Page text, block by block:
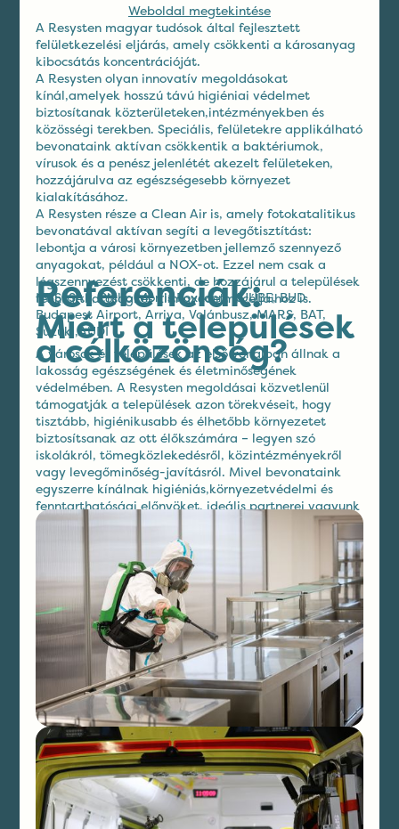
Weboldal megtekintése
A Resysten magyar tudósok által fejlesztett
felületkezelési eljárás, amely csökkenti a károsanyag
kibocsátás koncentrációját.
A Resysten olyan innovatív megoldásokat
kínál,amelyek hosszú távú higiéniai védelmet
biztosítanak közterületeken,intézményekben és
közösségi terekben. Speciális, felületekre applikálható
bevonataink aktívan csökkentik a baktériumok,
vírusok és a penész jelenlétét akezelt felületeken,
hozzájárulva az egészségesebb környezet
kialakításához.
A Resysten része a Clean Air is, amely fotokatalitikus
bevonatával aktívan segíti a levegőtisztítást:
lebontja a városi környezetben jellemző szennyező
anyagokat, például a NOX-ot. Ezzel nem csak a
légszennyezést csökkenti, de hozzájárul a települések
fenntarthatósági és klímavédelmi céljaihoz is.
Referenciák:
NHS, SAP, Philip Morris,Foxconn, KUUBE, BUD
Budapest Airport, Arriva, Volánbusz, MARS, BAT,
Suzuki,AUDI
Miért a települések
a célközönség?
A városok és települések az első vonalban állnak a
lakosság egészségének és életminőségének
védelmében. A Resysten megoldásai közvetlenül
támogatják a települések azon törekvéseit, hogy
tisztább, higiénikusabb és élhetőbb környezetet
biztosítsanak az ott élőkszámára – legyen szó
iskolákról, tömegközlekedésről, közintézményekről
vagy levegőminőség-javításról. Mivel bevonataink
egyszerre kínálnak higiéniás,környezetvédelmi és
fenntarthatósági előnyöket, ideális partnerei vagyunk
a tudatos önkormányzatoknak.